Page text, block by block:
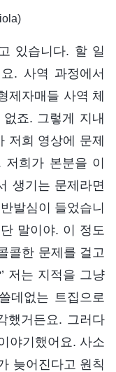
있습니다. 할 일
. 사역 과정에서
제자매들 사역 체
죠. 그렇게 지내
저희 영상에 문제
저희가 본분을 이
생기는 문제라면
발심이 들었습니
말이야. 이 정도
콜한 문제를 걸고
저는 지적을 그냥
데없는 트집으로
했거든요. 그러다
야기했어요. 사소
늦어진다고 원칙